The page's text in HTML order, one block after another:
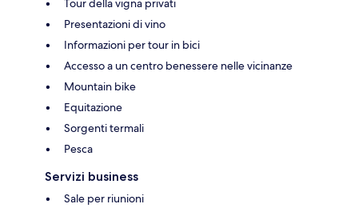
Tour della vigna privati
Presentazioni di vino
Informazioni per tour in bici
Accesso a un centro benessere nelle vicinanze
Mountain bike
Equitazione
Sorgenti termali
Pesca
Servizi business
Sale per riunioni